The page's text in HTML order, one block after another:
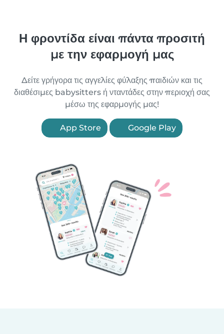
Η φροντίδα είναι πάντα προσιτή
με την εφαρμογή μας
Δείτε γρήγορα τις αγγελίες φύλαξης παιδιών και τις
διαθέσιμες babysitters ή νταντάδες στην περιοχή σας
μέσω της εφαρμογής μας!
App Store Google Play